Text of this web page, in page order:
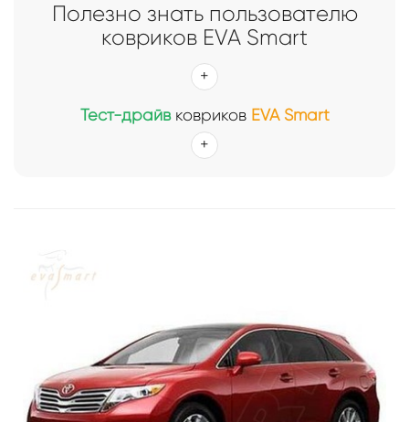
Полезно знать пользователю
ковриков EVA Smart
Тест-драйвковриков EVA Smart